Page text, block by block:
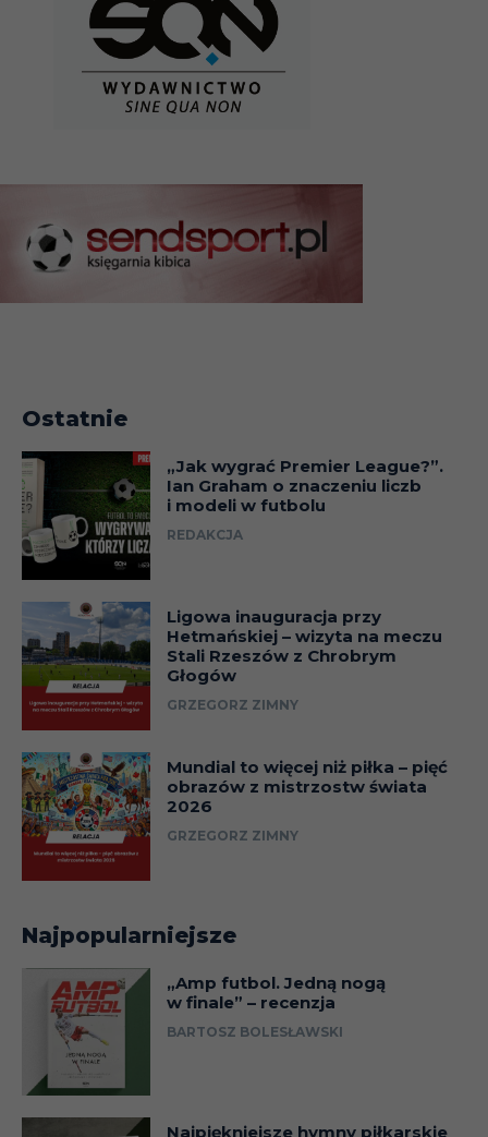
Ostatnie
„Jak wygrać Premier League?”.
Ian Graham o znaczeniu liczb
i modeli w futbolu
REDAKCJA
Ligowa inauguracja przy
Hetmańskiej – wizyta na meczu
Stali Rzeszów z Chrobrym
Głogów
GRZEGORZ ZIMNY
Mundial to więcej niż piłka – pięć
obrazów z mistrzostw świata
2026
GRZEGORZ ZIMNY
Najpopularniejsze
„Amp futbol. Jedną nogą
w finale” – recenzja
BARTOSZ BOLESŁAWSKI
Najpiękniejsze hymny piłkarskie